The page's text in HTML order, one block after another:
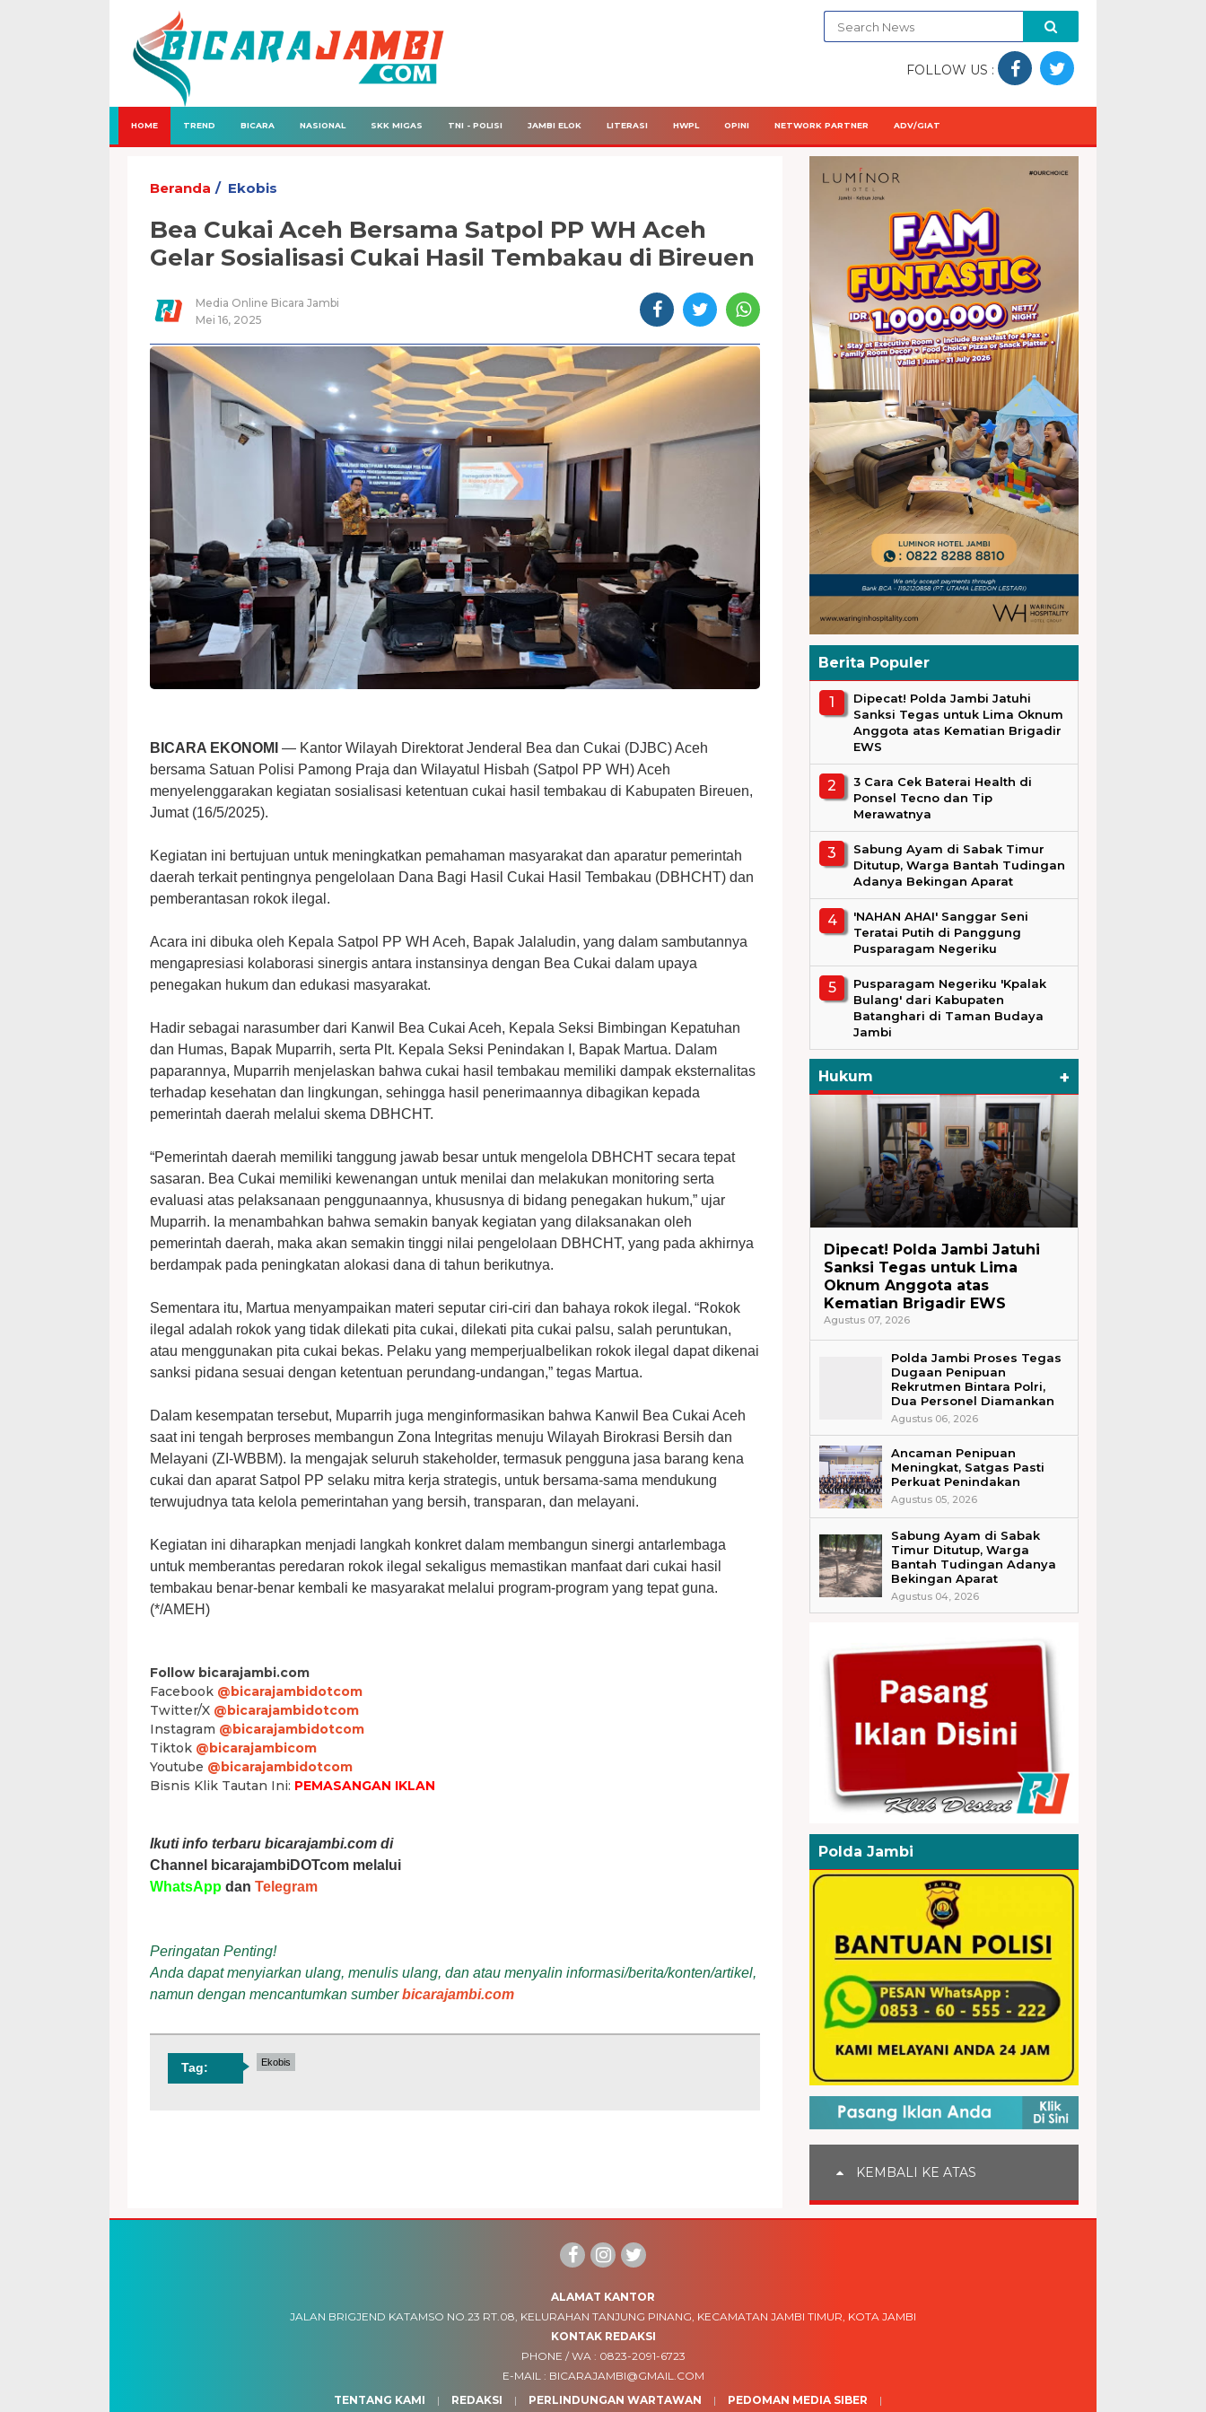
FOLLOW US :
HOME TREND BICARA NASIONAL SKK MIGAS TNI - POLISI JAMBI ELOK LITERASI HWPL OPINI NETWORK PARTNER ADV/GIAT
Beranda Ekobis
Bea Cukai Aceh Bersama Satpol PP WH Aceh
Gelar Sosialisasi Cukai Hasil Tembakau di Bireuen
Media Online Bicara Jambi
Mei 16, 2025
BICARA EKONOMI — Kantor Wilayah Direktorat Jenderal Bea dan Cukai (DJBC) Aceh
bersama Satuan Polisi Pamong Praja dan Wilayatul Hisbah (Satpol PP WH) Aceh
menyelenggarakan kegiatan sosialisasi ketentuan cukai hasil tembakau di Kabupaten Bireuen,
Jumat (16/5/2025).
Kegiatan ini bertujuan untuk meningkatkan pemahaman masyarakat dan aparatur pemerintah
daerah terkait pentingnya pengelolaan Dana Bagi Hasil Cukai Hasil Tembakau (DBHCHT) dan
pemberantasan rokok ilegal.
Acara ini dibuka oleh Kepala Satpol PP WH Aceh, Bapak Jalaludin, yang dalam sambutannya
mengapresiasi kolaborasi sinergis antara instansinya dengan Bea Cukai dalam upaya
penegakan hukum dan edukasi masyarakat.
Hadir sebagai narasumber dari Kanwil Bea Cukai Aceh, Kepala Seksi Bimbingan Kepatuhan
dan Humas, Bapak Muparrih, serta Plt. Kepala Seksi Penindakan I, Bapak Martua. Dalam
paparannya, Muparrih menjelaskan bahwa cukai hasil tembakau memiliki dampak eksternalitas
terhadap kesehatan dan lingkungan, sehingga hasil penerimaannya dibagikan kepada
pemerintah daerah melalui skema DBHCHT.
“Pemerintah daerah memiliki tanggung jawab besar untuk mengelola DBHCHT secara tepat
sasaran. Bea Cukai memiliki kewenangan untuk menilai dan melakukan monitoring serta
evaluasi atas pelaksanaan penggunaannya, khususnya di bidang penegakan hukum,” ujar
Muparrih. Ia menambahkan bahwa semakin banyak kegiatan yang dilaksanakan oleh
pemerintah daerah, maka akan semakin tinggi nilai pengelolaan DBHCHT, yang pada akhirnya
berdampak pada peningkatan alokasi dana di tahun berikutnya.
Sementara itu, Martua menyampaikan materi seputar ciri-ciri dan bahaya rokok ilegal. “Rokok
ilegal adalah rokok yang tidak dilekati pita cukai, dilekati pita cukai palsu, salah peruntukan,
atau menggunakan pita cukai bekas. Pelaku yang memperjualbelikan rokok ilegal dapat dikenai
sanksi pidana sesuai dengan ketentuan perundang-undangan,” tegas Martua.
Dalam kesempatan tersebut, Muparrih juga menginformasikan bahwa Kanwil Bea Cukai Aceh
saat ini tengah berproses membangun Zona Integritas menuju Wilayah Birokrasi Bersih dan
Melayani (ZI-WBBM). Ia mengajak seluruh stakeholder, termasuk pengguna jasa barang kena
cukai dan aparat Satpol PP selaku mitra kerja strategis, untuk bersama-sama mendukung
terwujudnya tata kelola pemerintahan yang bersih, transparan, dan melayani.
Kegiatan ini diharapkan menjadi langkah konkret dalam membangun sinergi antarlembaga
untuk memberantas peredaran rokok ilegal sekaligus memastikan manfaat dari cukai hasil
tembakau benar-benar kembali ke masyarakat melalui program-program yang tepat guna.
(*/AMEH)
Follow bicarajambi.com
Facebook @bicarajambidotcom
Twitter/X @bicarajambidotcom
Instagram @bicarajambidotcom
Tiktok @bicarajambicom
Youtube @bicarajambidotcom
Bisnis Klik Tautan Ini: PEMASANGAN IKLAN
Ikuti info terbaru bicarajambi.com di
Channel bicarajambiDOTcom melalui
WhatsApp dan Telegram
Peringatan Penting!
Anda dapat menyiarkan ulang, menulis ulang, dan atau menyalin informasi/berita/konten/artikel,
namun dengan mencantumkan sumberbicarajambi.com
Tag: Ekobis
Berita Populer
Dipecat! Polda Jambi Jatuhi
Sanksi Tegas untuk Lima Oknum
Anggota atas Kematian Brigadir
EWS
3 Cara Cek Baterai Health di
Ponsel Tecno dan Tip
Merawatnya
Sabung Ayam di Sabak Timur
Ditutup, Warga Bantah Tudingan
Adanya Bekingan Aparat
'NAHAN AHAI' Sanggar Seni
Teratai Putih di Panggung
Pusparagam Negeriku
Pusparagam Negeriku 'Kpalak
Bulang' dari Kabupaten
Batanghari di Taman Budaya
Jambi
Hukum +
Dipecat! Polda Jambi Jatuhi
Sanksi Tegas untuk Lima
Oknum Anggota atas
Kematian Brigadir EWS
Agustus 07, 2026
Polda Jambi Proses Tegas
Dugaan Penipuan
Rekrutmen Bintara Polri,
Dua Personel Diamankan
Agustus 06, 2026
Ancaman Penipuan
Meningkat, Satgas Pasti
Perkuat Penindakan
Agustus 05, 2026
Sabung Ayam di Sabak
Timur Ditutup, Warga
Bantah Tudingan Adanya
Bekingan Aparat
Agustus 04, 2026
Polda Jambi
KEMBALI KE ATAS
ALAMAT KANTOR
JALAN BRIGJEND KATAMSO NO.23 RT.08, KELURAHAN TANJUNG PINANG, KECAMATAN JAMBI TIMUR, KOTA JAMBI
KONTAK REDAKSI
PHONE / WA : 0823-2091-6723
E-MAIL : BICARAJAMBI@GMAIL.COM
TENTANG KAMI
REDAKSI PERLINDUNGAN WARTAWAN PEDOMAN MEDIA SIBER